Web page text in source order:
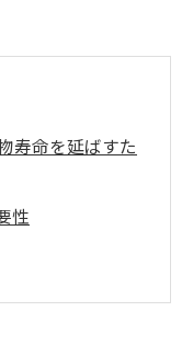
寿命を延ばすた
性
与える影響